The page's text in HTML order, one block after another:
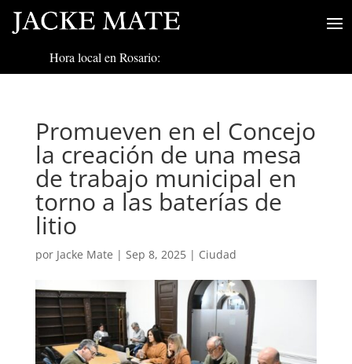
Hora local en Rosario:
Promueven en el Concejo
la creación de una mesa
de trabajo municipal en
torno a las baterías de
litio
por Jacke Mate | Sep 8, 2025| Ciudad